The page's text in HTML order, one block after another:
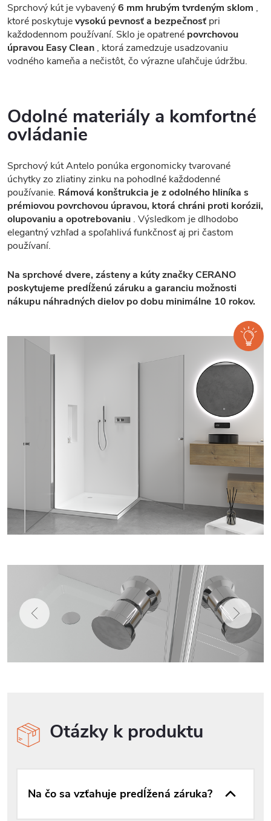
Sprchový kút je vybavený6 mm hrubým tvrdeným sklom ,
ktoré poskytujevysokú pevnosť a bezpečnosť pri
každodennom používaní. Sklo je opatrené povrchovou
úpravou Easy Clean , ktorá zamedzuje usadzovaniu
vodného kameňa a nečistôt, čo výrazne uľahčuje údržbu.
Odolné materiály a komfortné
ovládanie
Sprchový kút Antelo ponúka ergonomicky tvarované
úchytky zo zliatiny zinku na pohodlné každodenné
používanie. Rámová konštrukcia je z odolného hliníka s
prémiovou povrchovou úpravou, ktorá chráni proti korózii,
olupovaniu a opotrebovaniu . Výsledkom je dlhodobo
elegantný vzhľad a spoľahlivá funkčnosť aj pri častom
používaní.
Na sprchové dvere, zásteny a kúty značky CERANO
poskytujeme predĺženú záruku a garanciu možnosti
nákupu náhradných dielov po dobu minimálne 10 rokov.
Otázky k produktu
Na čo sa vzťahuje predĺžená záruka?